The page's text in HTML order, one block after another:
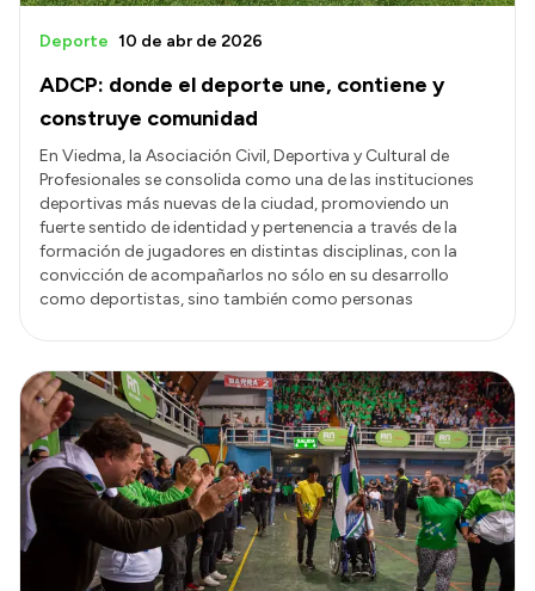
ADCP: donde el deporte une, contiene y
construye comunidad
Deporte 10 de abr de 2026
En Viedma, la Asociación Civil, Deportiva y Cultural de
Profesionales se consolida como una de las instituciones
deportivas más nuevas de la ciudad, promoviendo un
fuerte sentido de identidad y pertenencia a través de la
formación de jugadores en distintas disciplinas, con la
convicción de acompañarlos no sólo en su desarrollo
como deportistas, sino también como personas